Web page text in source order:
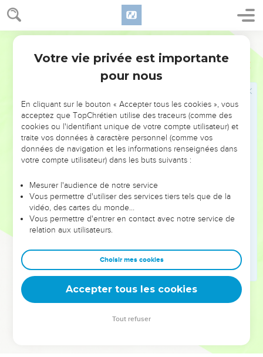
Genèse 8
15 Alors Dieu parla à Noé :
« Sors de l'arche avec ta femme, tes fils et les femmes de
Fais sortir avec toi tous les animaux de toute espèce qui
sont avec toi, tant les oiseaux que le bétail et tous les
reptiles qui rampent sur la terre. Qu'ils pullulent sur la terre,
qu'ils se reproduisent et deviennent nombreux sur la terre. »
Noé sortit avec ses fils, sa femme et les femmes de ses fils.
Tous les animaux, tous les reptiles, tous les oiseaux et tout
ce qui se déplace sur la terre sortirent de l'arche en fonction
Noé construisit un autel en l’honneur de l'Eternel. Il prit de
toutes les bêtes pures et de tous les oiseaux purs et offrit
des holocaustes sur l'autel.
21
même : « Je ne maudirai plus la terre à cause de l'homme,
car l’orientation du cœur de l'homme est mauvaise dès sa
jeunesse, et je ne frapperai plus tous les êtres vivants
comme je l'ai fait.
Tant que la terre subsistera, les semailles et la moisson, le
Votre vie privée est importante
pour nous
En cliquant sur le bouton « Accepter tous les cookies », vous
acceptez que TopChrétien utilise des traceurs (comme des
cookies ou l'identifiant unique de votre compte utilisateur) et
traite vos données à caractère personnel (comme vos
données de navigation et les informations renseignées dans
votre compte utilisateur) dans les buts suivants :
Mesurer l'audience de notre service
Vous permettre d'utiliser des services tiers tels que de la
vidéo, des cartes du monde…
Vous permettre d'entrer en contact avec notre service de
relation aux utilisateurs.
Choisir mes cookies
Accepter tous les cookies
Tout refuser